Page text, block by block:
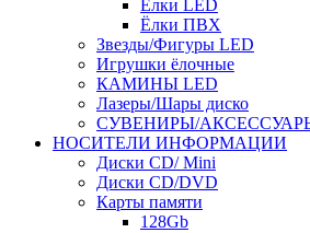
Ёлки LED
Ёлки ПВХ
Звезды/Фигуры LED
Игрушки ёлочные
КАМИНЫ LED
Лазеры/Шары диско
СУВЕНИРЫ/
НОСИТЕЛИ ИНФОРМАЦИИ
Диски CD/ Mini
Диски CD/DVD
Карты памяти
128Gb